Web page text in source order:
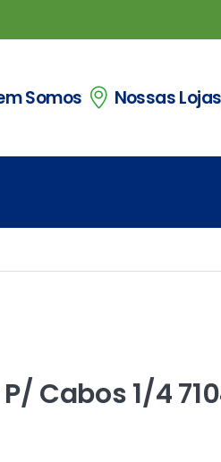
Somos Nossas Lojas
Cabos 1/4